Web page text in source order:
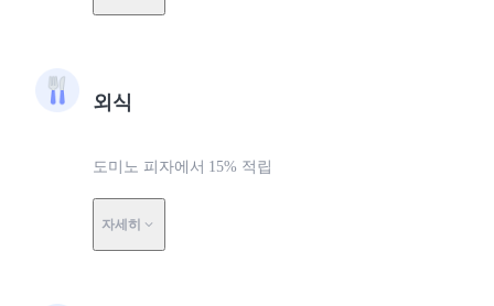
외식
도미노 피자에서 15% 적립
자세히